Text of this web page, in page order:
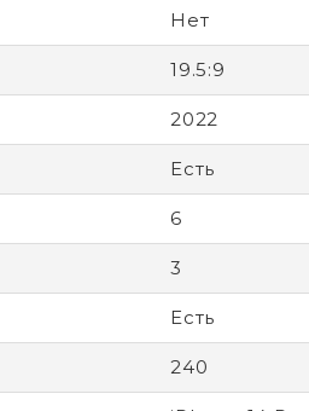
Нет
19.5:9
2022
Есть
6
3
Есть
240